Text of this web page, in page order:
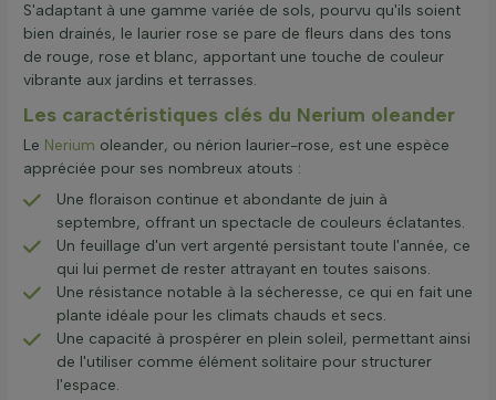
S'adaptant à une gamme variée de sols, pourvu qu'ils soient
bien drainés, le laurier rose se pare de fleurs dans des tons
de rouge, rose et blanc, apportant une touche de couleur
vibrante aux jardins et terrasses.
Les caractéristiques clés du Nerium oleander
Le Nerium oleander, ou nérion laurier-rose, est une espèce
appréciée pour ses nombreux atouts :
Une floraison continue et abondante de juin à
septembre, offrant un spectacle de couleurs éclatantes.
Un feuillage d'un vert argenté persistant toute l'année, ce
qui lui permet de rester attrayant en toutes saisons.
Une résistance notable à la sécheresse, ce qui en fait une
plante idéale pour les climats chauds et secs.
Une capacité à prospérer en plein soleil, permettant ainsi
de l'utiliser comme élément solitaire pour structurer
l'espace.